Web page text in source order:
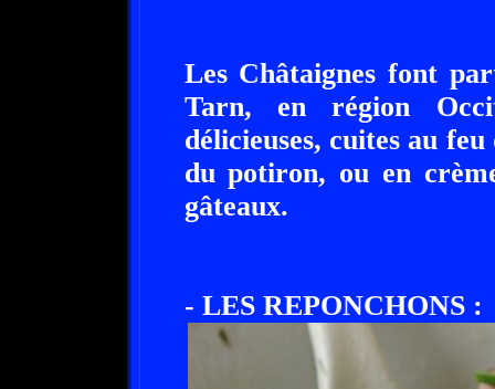
Les Châtaignes font
Tarn, en région
délicieuses, cuites au
du potiron, ou en
gâteaux.
- LES REPONCHONS :